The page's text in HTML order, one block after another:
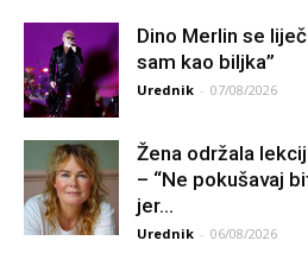
Dino Merlin se
sam kao biljka”
Urednik - 07/08/2026
Žena održala
– “Ne pokušavaj
jer...
Urednik - 06/08/2026